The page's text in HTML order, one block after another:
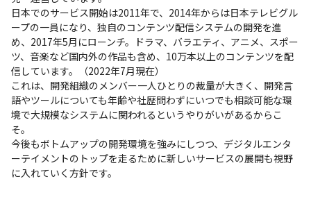
日本でのサービス開始は2011年で、2014年からは日本テレビグル
ープの一員になり、独自のコンテンツ配信システムの開発を進
め、2017年5月にローンチ。ドラマ、バラエティ、アニメ、スポー
ツ、音楽など国内外の作品も含め、10万本以上のコンテンツを配
信しています。（2022年7月現在）
これは、開発組織のメンバー一人ひとりの裁量が大きく、開発言
語やツールについても年齢や社歴問わずにいつでも相談可能な環
境で大規模なシステムに関われるというやりがいがあるからこ
そ。
今後もボトムアップの開発環境を強みにしつつ、デジタルエンタ
ーテイメントのトップを走るために新しいサービスの展開も視野
に入れていく方針です。